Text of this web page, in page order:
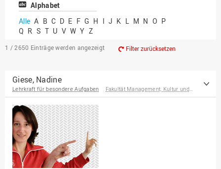
Center for International
Chancengerechtigkeit
eLearning Competence
EU-Büro
Fakultät
Agrarwissenschaften und
Landschaftsarchitektur
Fakultät
Ingenieurwissenschaften
und Informatik
Fakultät Management,
Professor*innen im
Alphabet
Alle A B C D E F G H I J K L M N O P
Q R S T U V W Y Z
1 / 2650 Einträge werden angezeigt Filter zurücksetzen
Giese, Nadine
Lehrkraft für besondere Aufgaben Fakultät Management, Kultur und Technik